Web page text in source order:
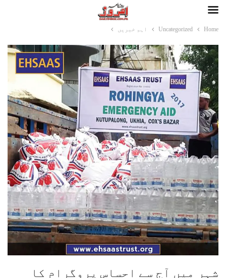
Home
Uncategorized اہم خبریں
شہر میں آج سے احساس پروگرام کا